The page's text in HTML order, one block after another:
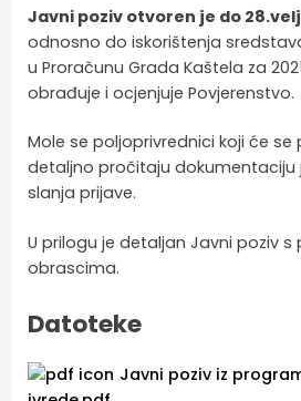
Javni poziv otvoren je do
odnosno do iskorištenja
u Proračunu Grada Kaštela za
obrađuje i ocjenjuje Povjerenstvo.
Mole se poljoprivrednici koji će se
detaljno pročitaju dokumentaciju
slanja prijave.
U prilogu je detaljan Javni poziv
obrascima.
Datoteke
Javni poziv iz